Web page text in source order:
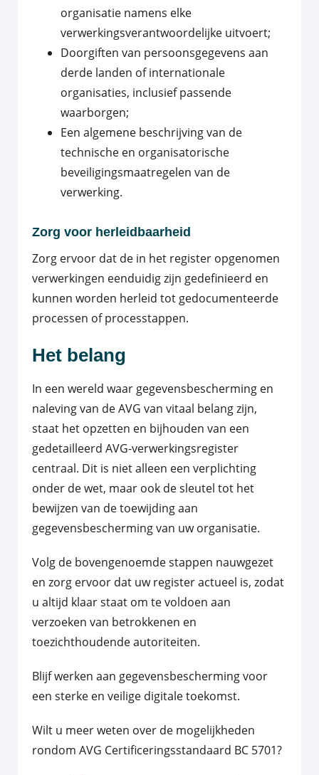
organisatie namens elke
verwerkingsverantwoordelijke uitvoert;
Doorgiften van persoonsgegevens aan
derde landen of internationale
organisaties, inclusief passende
waarborgen;
Een algemene beschrijving van de
technische en organisatorische
beveiligingsmaatregelen van de
verwerking.
Zorg voor herleidbaarheid
Zorg ervoor dat de in het register opgenomen
verwerkingen eenduidig zijn gedefinieerd en
kunnen worden herleid tot gedocumenteerde
processen of processtappen.
Het belang
In een wereld waar gegevensbescherming en
naleving van de AVG van vitaal belang zijn,
staat het opzetten en bijhouden van een
gedetailleerd AVG-verwerkingsregister
centraal. Dit is niet alleen een verplichting
onder de wet, maar ook de sleutel tot het
bewijzen van de toewijding aan
gegevensbescherming van uw organisatie.
Volg de bovengenoemde stappen nauwgezet
en zorg ervoor dat uw register actueel is, zodat
u altijd klaar staat om te voldoen aan
verzoeken van betrokkenen en
toezichthoudende autoriteiten.
Blijf werken aan gegevensbescherming voor
een sterke en veilige digitale toekomst.
Wilt u meer weten over de mogelijkheden
rondom AVG Certificeringsstandaard BC 5701?